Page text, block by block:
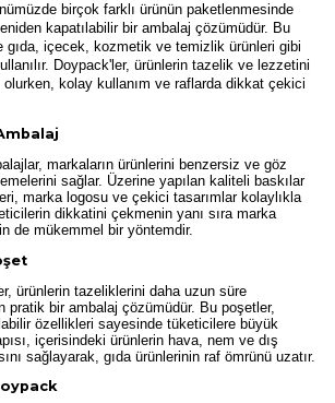
birçok farklı ürünün paketlenmesinde
kapatılabilir bir ambalaj çözümüdür. Bu
gıda, içecek, kozmetik ve temizlik ürünleri gibi
Doypack'ler, ürünlerin tazelik ve lezzetini
olurken, kolay kullanım ve raflarda dikkat çekici
markaların ürünlerini benzersiz ve göz
sağlar. Üzerine yapılan kaliteli baskılar
marka logosu ve çekici tasarımlar kolaylıkla
dikkatini çekmenin yanı sıra marka
de mükemmel bir yöntemdir.
ürünlerin tazeliklerini daha uzun süre
pratik bir ambalaj çözümüdür. Bu poşetler,
özellikleri sayesinde tüketicilere büyük
içerisindeki ürünlerin hava, nem ve dış
sağlayarak, gıda ürünlerinin raf ömrünü uzatır.